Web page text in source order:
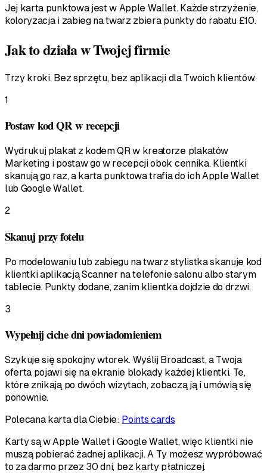
Jej karta punktowa jest w Apple Wallet. Każde strzyżenie,
koloryzacja i zabieg na twarz zbiera punkty do rabatu £10.
Jak to działa w Twojej firmie
Trzy kroki. Bez sprzętu, bez aplikacji dla Twoich klientów.
1
Postaw kod QR w recepcji
Wydrukuj plakat z kodem QR w kreatorze plakatów
Marketing i postaw go w recepcji obok cennika. Klientki
skanują go raz, a karta punktowa trafia do ich Apple Wallet
lub Google Wallet.
2
Skanuj przy fotelu
Po modelowaniu lub zabiegu na twarz stylistka skanuje kod
klientki aplikacją Scanner na telefonie salonu albo starym
tablecie. Punkty dodane, zanim klientka dojdzie do drzwi.
3
Wypełnij ciche dni powiadomieniem
Szykuje się spokojny wtorek. Wyślij Broadcast, a Twoja
oferta pojawi się na ekranie blokady każdej klientki. Te,
które znikają po dwóch wizytach, zobaczą ją i umówią się
ponownie.
Polecana karta dla Ciebie: Points cards
Karty są w Apple Wallet i Google Wallet, więc klientki nie
muszą pobierać żadnej aplikacji. A Ty możesz wypróbować
to za darmo przez 30 dni, bez karty płatniczej.